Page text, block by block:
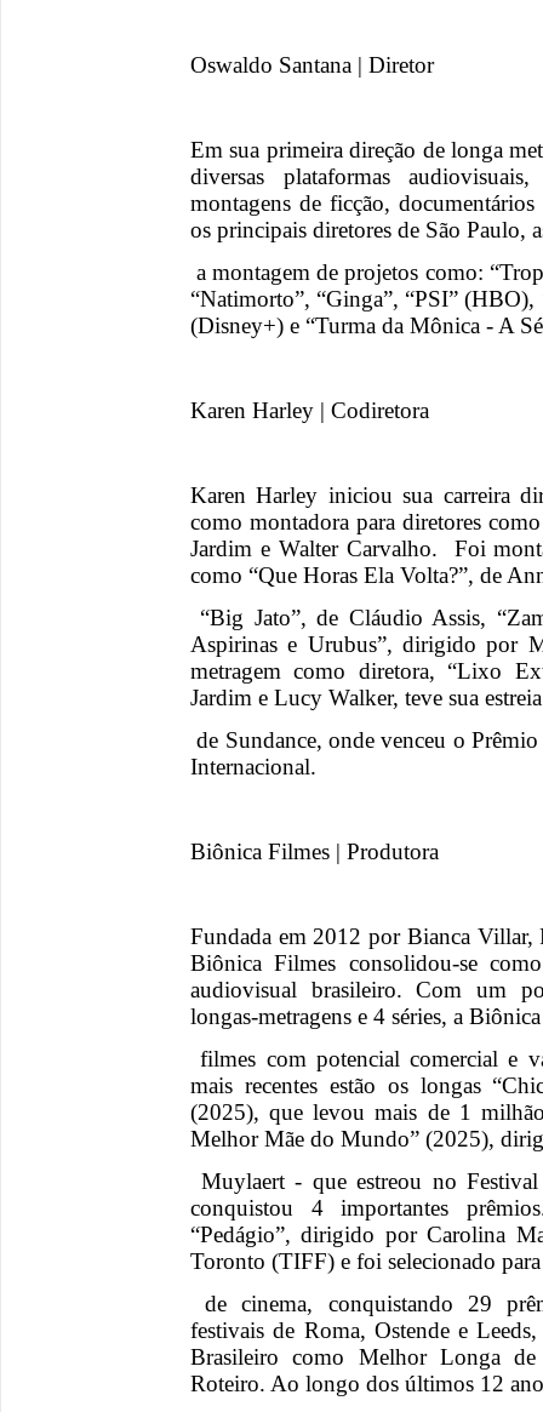
Oswaldo Santana | Diretor
Em sua primeira direção de longa
diversas plataformas
montagens de ficção,
os principais diretores de São Paulo,
a montagem de projetos como:
“Natimorto”, “Ginga”, “PSI”
(Disney+) e “Turma da Mônica - A
Karen Harley | Codiretora
Karen Harley iniciou sua carreira
como montadora para diretores
Jardim e Walter Carvalho. Foi
como “Que Horas Ela Volta?”, de
“Big Jato”, de Cláudio Assis,
Aspirinas e Urubus”, dirigido por
metragem como diretora, “Lixo
Jardim e Lucy Walker, teve sua
de Sundance, onde venceu o
Internacional.
Biônica Filmes | Produtora
Fundada em 2012 por Bianca Villar,
Biônica Filmes consolidou-se
audiovisual brasileiro. Com um
longas-metragens e 4 séries, a
filmes com potencial comercial e
mais recentes estão os longas
(2025), que levou mais de 1
Melhor Mãe do Mundo” (2025),
Muylaert - que estreou no
conquistou 4 importantes
“Pedágio”, dirigido por Carolina
Toronto (TIFF) e foi selecionado
de cinema, conquistando 29
festivais de Roma, Ostende e
Brasileiro como Melhor Longa
Roteiro. Ao longo dos últimos 12